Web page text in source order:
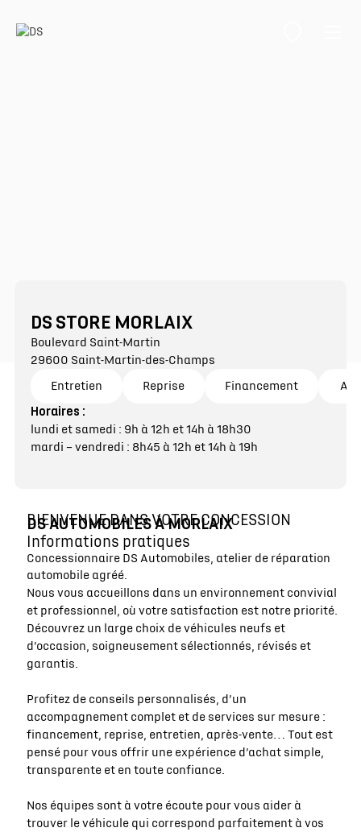
BIENVENUE DANS VOTRE CONCESSION
DS AUTOMOBILES À MORLAIX
Informations pratiques
Concessionnaire DS Automobiles, atelier de réparation
automobile agréé.
Nous vous accueillons dans un environnement convivial
et professionnel, où votre satisfaction est notre priorité.
Découvrez un large choix de véhicules neufs et
d’occasion, soigneusement sélectionnés, révisés et
garantis.
Profitez de conseils personnalisés, d’un
accompagnement complet et de services sur mesure :
financement, reprise, entretien, après-vente… Tout est
pensé pour vous offrir une expérience d’achat simple,
transparente et en toute confiance.
Nos équipes sont à votre écoute pour vous aider à
trouver le véhicule qui correspond parfaitement à vos
DS STORE MORLAIX
Boulevard Saint-Martin
29600 Saint-Martin-des-Champs
Entretien
Reprise Financement
Horaires :
lundi et samedi : 9h à 12h et 14h à 18h30
mardi – vendredi : 8h45 à 12h et 14h à 19h